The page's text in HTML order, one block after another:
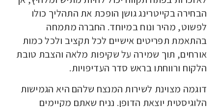
הבחירה בקייטרינג גושן הופכת את התהליך כולו
לפשוט, מהיר ונוח במיוחד. החברה מתמחה
בהתאמת תפריטים אישיים לכל תקציב ולכל כמות
אורחים, תוך שמירה על שקיפות מלאה והצבת טובת
הלקוח ורווחתו בראש סדר העדיפויות.
דוגמה מצוינת לשירות המנצח שלהם היא הגמישות
הלוגיסטית יוצאת הדופן. נניח שאתם מקיימים